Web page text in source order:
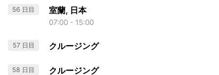
56 日目 室蘭, 日本
07:00 - 15:00
57 日目 クルージング
58 日目 クルージング